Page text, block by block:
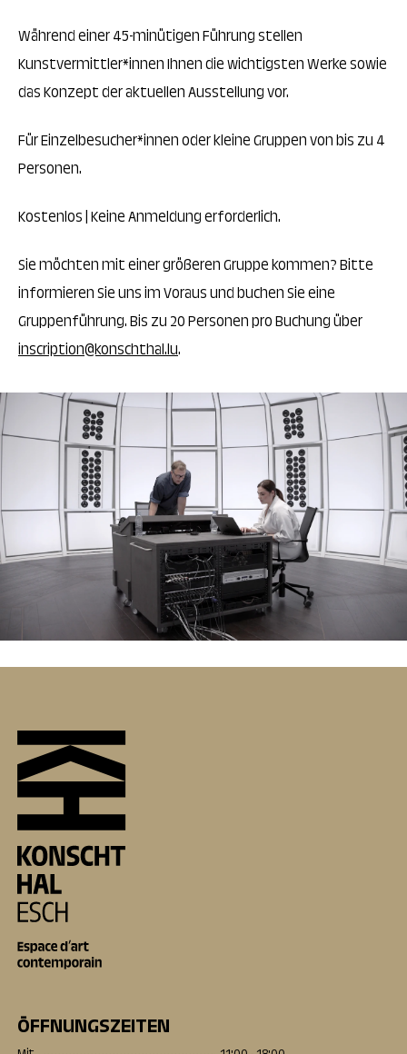
Während einer 45-minütigen Führung stellen
Kunstvermittler*innen Ihnen die wichtigsten Werke sowie
das Konzept der aktuellen Ausstellung vor.
Für Einzelbesucher*innen oder kleine Gruppen von bis zu 4
Personen.
Kostenlos | Keine Anmeldung erforderlich.
Sie möchten mit einer größeren Gruppe kommen? Bitte
informieren Sie uns im Voraus und buchen Sie eine
Gruppenführung. Bis zu 20 Personen pro Buchung über
inscription@konschthal.lu.
ÖFFNUNGSZEITEN